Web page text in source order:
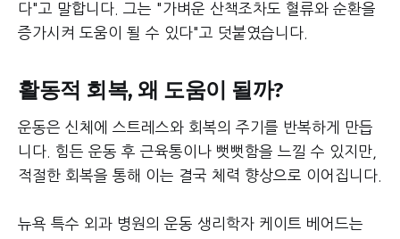
다"고 말합니다. 그는 "가벼운 산책조차도 혈류와 순환을
증가시켜 도움이 될 수 있다"고 덧붙였습니다.
활동적 회복, 왜 도움이 될까?
운동은 신체에 스트레스와 회복의 주기를 반복하게 만듭
니다. 힘든 운동 후 근육통이나 뻣뻣함을 느낄 수 있지만,
적절한 회복을 통해 이는 결국 체력 향상으로 이어집니다.
뉴욕 특수 외과 병원의 운동 생리학자 케이트 베어드는